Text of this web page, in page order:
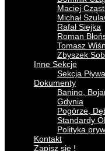
Maciej
Michał
Rafał Siejka
Roman
Tomasz
Zbyszek
Inne Sekcje
Sekcja
Dokumenty
Banino,
Gdynia
Pogórze,
Standardy
Polityka
Kontakt
Zapisz się !